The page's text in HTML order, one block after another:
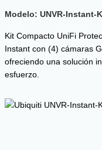
Modelo: UNVR-Instant-
Kit Compacto UniFi
Instant con (4) cámaras
ofreciendo una solución
esfuerzo.